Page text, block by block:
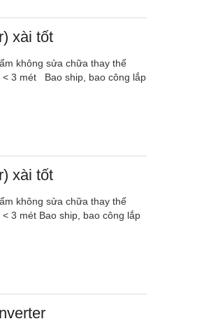
xài tốt
không sửa chữa thay thế
3 mét Bao ship, bao công lắp
xài tốt
không sửa chữa thay thế
3 mét Bao ship, bao công lắp